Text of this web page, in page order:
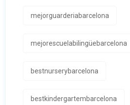
mejorguarderiabarcelona
mejorescuelabilingüebarcelona
bestnurserybarcelona
bestkindergartembarcelona